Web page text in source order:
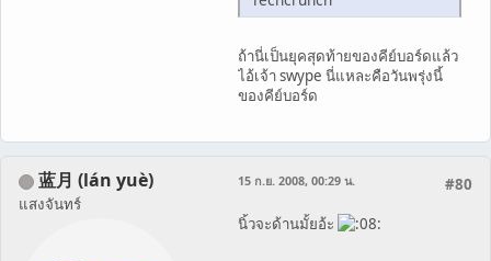
ถ้านี่เป็นยุคสุดท้ายของคีย์บอร์ดแล้ว
ไอ้เจ้า swype นี่แหละคือวันพรุ่งนี้
ของคีย์บอร์ด
蓝月 (lán yuè)
แสงจันทร์
#80
15 ก.ย. 2008, 00:29 น.
นิ้วจะด้านมั้ยอ้ะ